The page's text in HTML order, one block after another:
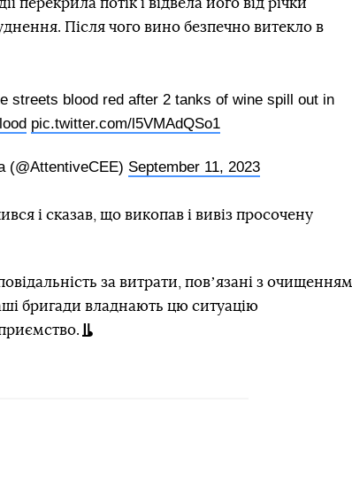
перекрила потік і відвела його від річки
Після чого вино безпечно витекло в
blood red after 2 tanks of wine spill out in
pic.twitter.com/l5VMAdQSo1
(@AttentiveCEE) September 11, 2023
і сказав, що викопав і вивіз просочену
за витрати, повʼязані з очищенням
бригади владнають цю ситуацію